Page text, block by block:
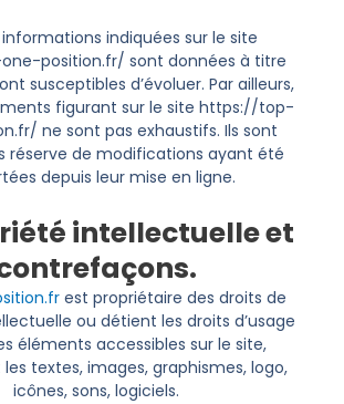
informations indiquées sur le site
position.fr/ sont données à titre
susceptibles d’évoluer. Par ailleurs,
figurant sur le site https://top-
ne sont pas exhaustifs. Ils sont
réserve de modifications ayant été
depuis leur mise en ligne.
intellectuelle et
est propriétaire des droits de
ou détient les droits d’usage
éléments accessibles sur le site,
textes, images, graphismes, logo,
icônes, sons, logiciels.